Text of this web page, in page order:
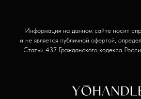
Информация на данном сайте носит
и не является публичной офертой,
Статьи 437 Гражданского кодекса